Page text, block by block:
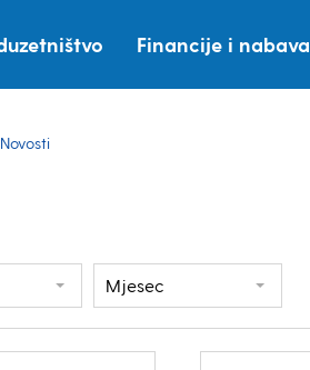
Financije i nabava
Novosti
Mjesec